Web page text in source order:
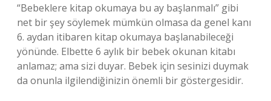
“Bebeklere kitap okumaya bu ay başlanmalı” gibi
net bir şey söylemek mümkün olmasa da genel kanı
6. aydan itibaren kitap okumaya başlanabileceği
yönünde. Elbette 6 aylık bir bebek okunan kitabı
anlamaz; ama sizi duyar. Bebek için sesinizi duymak
da onunla ilgilendiğinizin önemli bir göstergesidir.